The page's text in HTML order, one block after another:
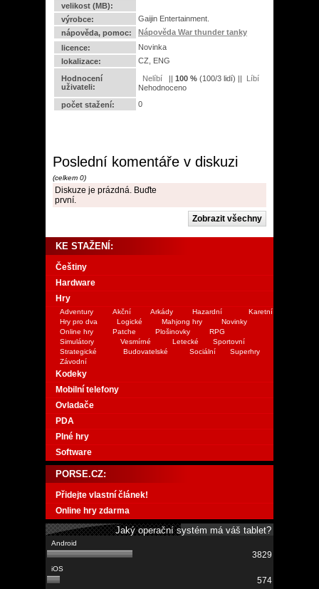
velikost (MB):
výrobce:
Gaijin Entertainment.
nápověda, pomoc:
Nápověda War thunder tanky
licence:
Novinka
lokalizace:
CZ, ENG
Hodnocení
uživateli:
|| 100 % (100/3 lidí) ||
Nehodnoceno
počet stažení:
0
Poslední komentáře v diskuzi
(celkem 0)
Diskuze je prázdná. Buďte
první.
KE STAŽENÍ:
Češtiny
Hardware
Hry
Adventury Akční Arkády Hazardní
Karetní
Hry pro dva
Logické Mahjong hry
Novinky
Online hry
Patche Plošinovky
RPG
Simulátory
Vesmírné Letecké
Sportovní
Strategické
Budovatelské Sociální
Superhry
Závodní
Kodeky
Mobilní telefony
Ovladače
PDA
Plné hry
Software
PORSE.CZ:
Přidejte vlastní článek!
Online hry zdarma
Jaký operační systém má váš tablet?
3829
574